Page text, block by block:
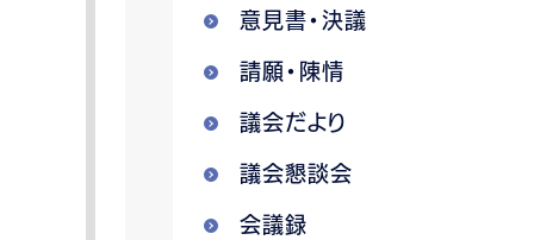
意見書・決議
請願・陳情
議会だより
議会懇談会
会議録